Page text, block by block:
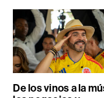
De los vinos a la